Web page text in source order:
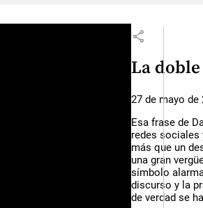
share
La
27 de mayo de
Esa frase de
redes
más que un
una gran
símbolo
discurso y la
de verdad se